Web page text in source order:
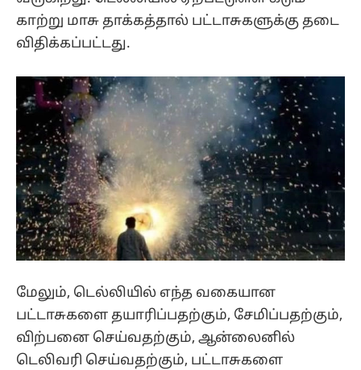
காற்று மாசு தாக்கத்தால் பட்டாசுகளுக்கு தடை
விதிக்கப்பட்டது.
மேலும், டெல்லியில் எந்த வகையான
பட்டாசுகளை தயாரிப்பதற்கும், சேமிப்பதற்கும்,
விற்பனை செய்வதற்கும், ஆன்லைனில்
டெலிவரி செய்வதற்கும், பட்டாசுகளை